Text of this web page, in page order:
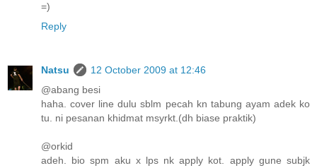
=)
Reply
Natsu
12 October 2009 at 12:46
@abang besi
haha. cover line dulu sblm pecah kn tabung ayam adek ko
tu. ni pesanan khidmat msyrkt.(dh biase praktik)
@orkid
adeh. bio spm aku x lps nk apply kot. apply gune subjk